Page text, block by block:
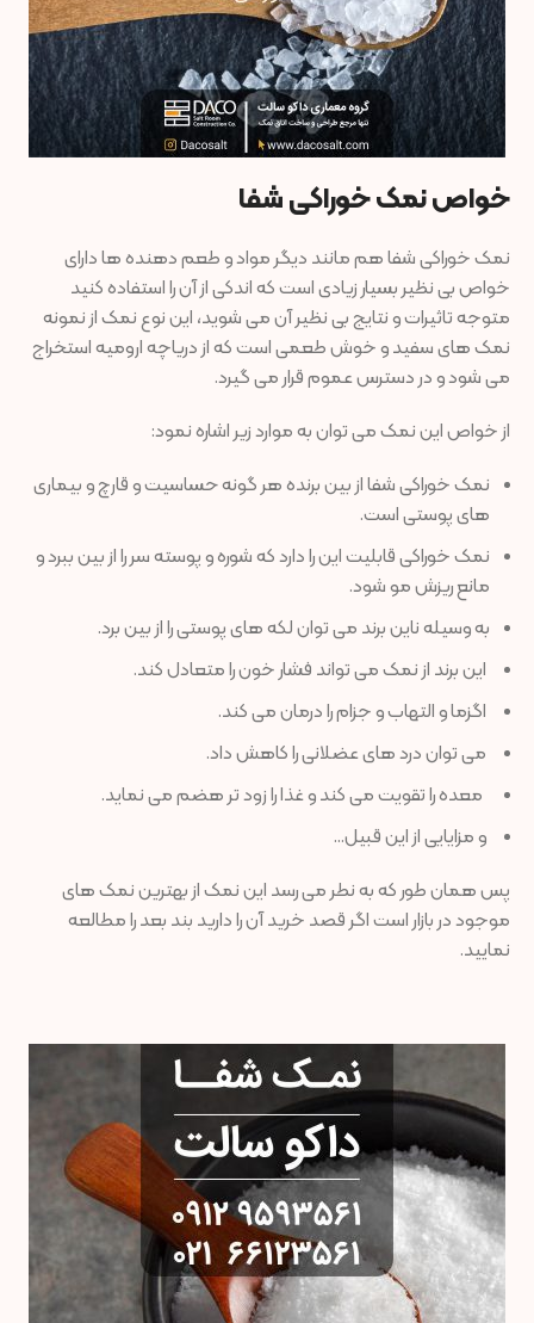
خواص نمک خوراکی شفا
نمک خوراکی شفا هم مانند دیگر مواد و طعم دهنده ها دارای
خواص بی نظیر بسیار زیادی است که اندکی از آن را استفاده کنید
متوجه تاثیرات و نتایج بی نظیر آن می شوید، این نوع نمک از نمونه
نمک های سفید و خوش طعمی است که از دریاچه ارومیه استخراج
می شود و در دسترس عموم قرار می گیرد.
از خواص این نمک می توان به موارد زیر اشاره نمود:
نمک خوراکی شفا از بین برنده هر گونه حساسیت و قارچ و بیماری
های پوستی است.
نمک خوراکی قابلیت این را دارد که شوره و پوسته سر را از بین ببرد و
مانع ریزش مو شود.
به وسیله ناین برند می توان لکه های پوستی را از بین برد.
این برند از نمک می تواند فشار خون را متعادل کند.
اگزما و التهاب و جزام را درمان می کند.
می توان درد های عضلانی را کاهش داد.
معده را تقویت می کند و غذا را زود تر هضم می نماید.
و مزایایی از این قبیل…
پس همان طور که به نطر می رسد این نمک از بهترین نمک های
موجود در بازار است اگر قصد خرید آن را دارید بند بعد را مطالعه
نمایید.